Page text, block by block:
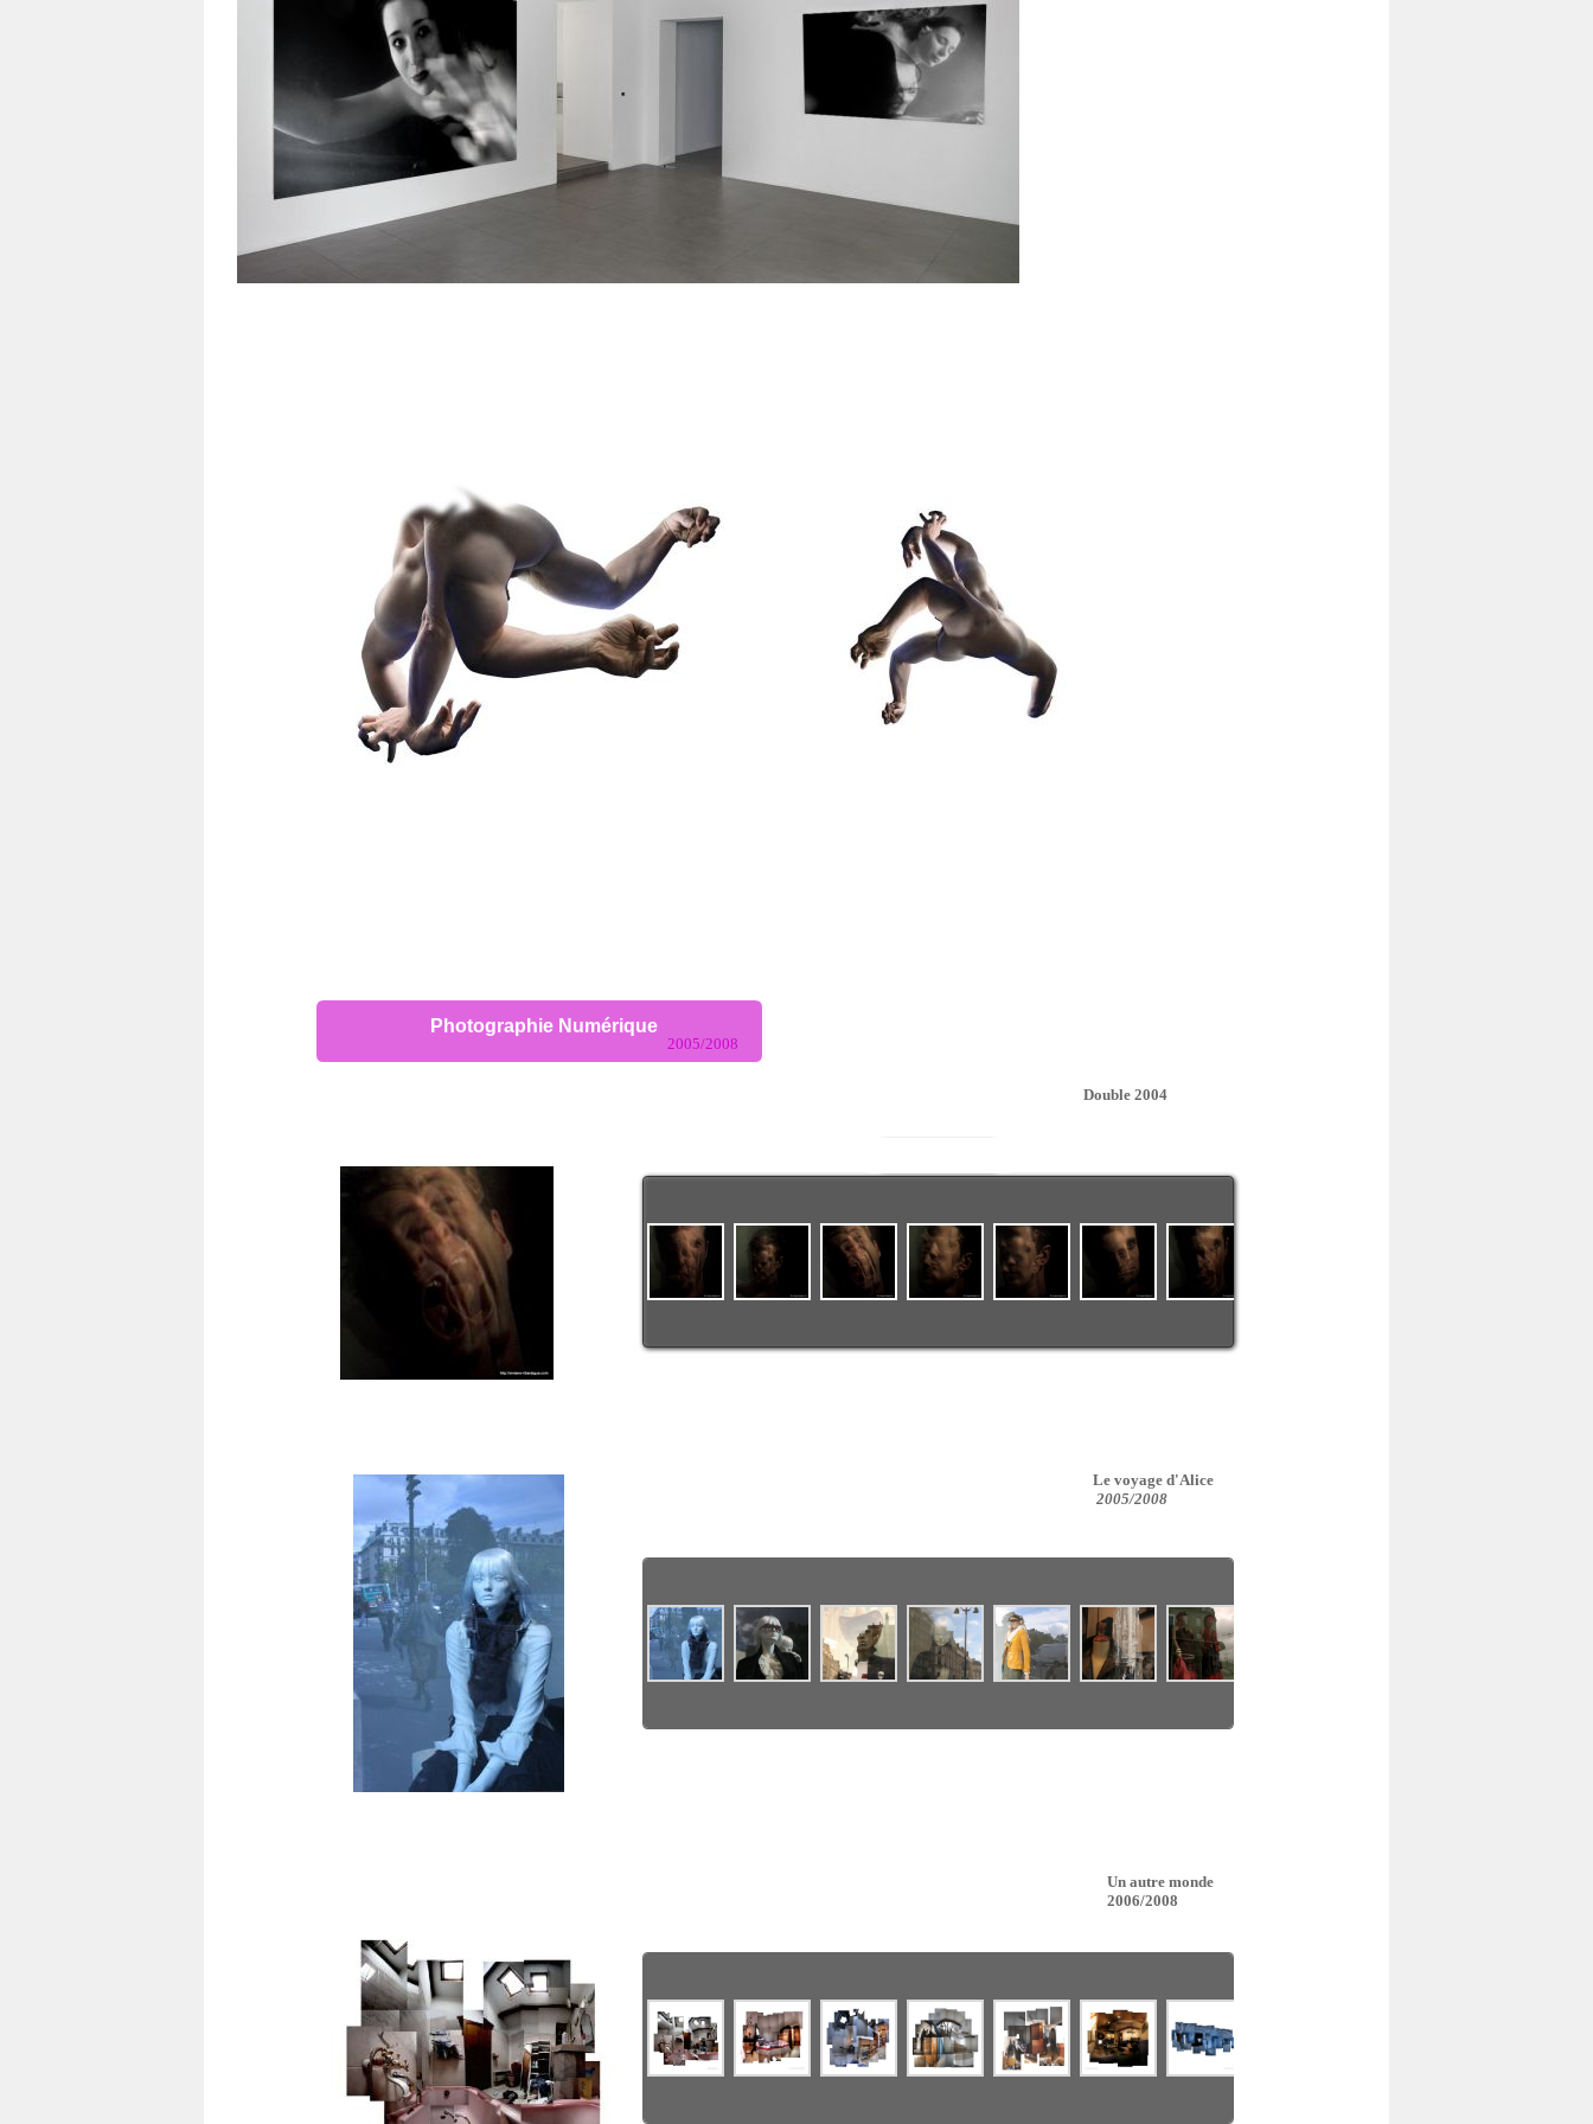
Double 2004
2005/2008
Le voyage d'Alice
2005/2008
Photographie Numérique
Un autre monde
2006/2008